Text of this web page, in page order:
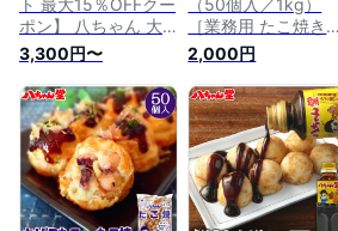
ト 最大15％OFFクー
ポン】 八ちゃん 大
玉たこ焼 40個入 （1
袋：40個入／
1.2kg） ［業務用 た
こ焼き 冷凍冷凍たこ
焼き 冷凍食品 業務
用 九州 国産 通販 八
ちゃん堂 はっちゃん
送料無料］
3,300円〜
（50個入／1kg）
［業務用 たこ焼き
お子様 おやつ 冷凍
八ちゃん堂 冷凍たこ
焼き 冷凍食品 おつ
まみ ビール 惣菜 九
州 国産 通販 はっち
ゃん］
2,000円